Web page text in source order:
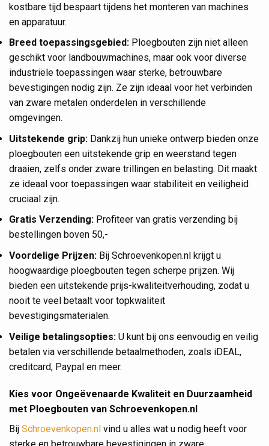
kostbare tijd bespaart tijdens het monteren van machines
en apparatuur.
Breed toepassingsgebied: Ploegbouten zijn niet alleen
geschikt voor landbouwmachines, maar ook voor diverse
industriële toepassingen waar sterke, betrouwbare
bevestigingen nodig zijn. Ze zijn ideaal voor het verbinden
van zware metalen onderdelen in verschillende
omgevingen.
Uitstekende grip: Dankzij hun unieke ontwerp bieden onze
ploegbouten een uitstekende grip en weerstand tegen
draaien, zelfs onder zware trillingen en belasting. Dit maakt
ze ideaal voor toepassingen waar stabiliteit en veiligheid
cruciaal zijn.
Gratis Verzending: Profiteer van gratis verzending bij
bestellingen boven 50,-
Voordelige Prijzen: Bij Schroevenkopen.nl krijgt u
hoogwaardige ploegbouten tegen scherpe prijzen. Wij
bieden een uitstekende prijs-kwaliteitverhouding, zodat u
nooit te veel betaalt voor topkwaliteit
bevestigingsmaterialen.
Veilige betalingsopties: U kunt bij ons eenvoudig en veilig
betalen via verschillende betaalmethoden, zoals iDEAL,
creditcard, Paypal en meer.
Kies voor Ongeëvenaarde Kwaliteit en Duurzaamheid
met Ploegbouten van Schroevenkopen.nl
Bij Schroevenkopen.nl vind u alles wat u nodig heeft voor